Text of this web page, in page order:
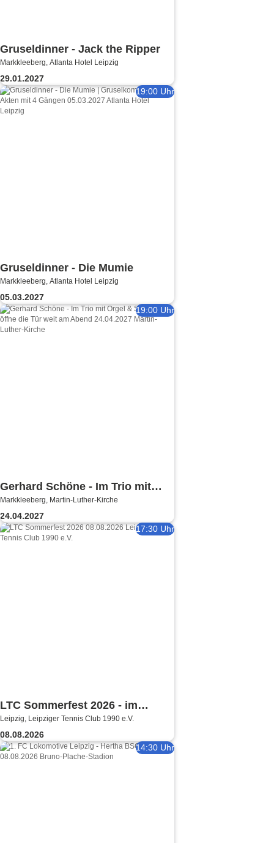
Gruseldinner - Jack the Ripper
Markkleeberg, Atlanta Hotel Leipzig
29.01.2027
19:00 Uhr
Gruseldinner - Die Mumie
Markkleeberg, Atlanta Hotel Leipzig
05.03.2027
19:00 Uhr
Gerhard Schöne - Im Trio mit
Orgel & Sax: Ich öffne die Tür
weit am Abend
Markkleeberg, Martin-Luther-Kirche
24.04.2027
17:30 Uhr
LTC Sommerfest 2026 - im
Rahmen der Leipzig Open
Leipzig, Leipziger Tennis Club 1990 e.V.
08.08.2026
14:30 Uhr